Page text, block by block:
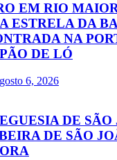
EM RIO
ESTRELA DA
NA
DE LÓ
6, 2026
DE SÃO
DE SÃO